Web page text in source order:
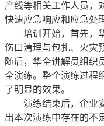
产线等相关工作人员，
快速应急响应和应急处
培训开始，首先，华
伤口清理与包扎、火灾
随后，华全讲解员组织
全演练。整个演练过程
了明显的效果。
演练结束后，企业安
出本次演练中存在的不